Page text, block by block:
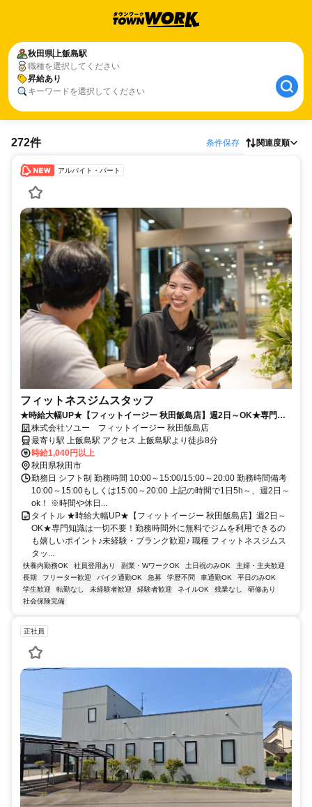
秋田県上飯島駅
職種を選択してください
昇給あり
キーワードを選択してください
272件 条件保存 関連度順
アルバイト・パート
フィットネスジムスタッフ
★時給大幅UP★【フィットイージー 秋田飯島店】週2日～OK★専門知
識は一切不要！勤務時間外に無料でジムを利用できるのも嬉しいポイン
ト♪未経験・ブランク歓迎♪
株式会社ソユー フィットイージー 秋田飯島店
最寄り駅 上飯島駅 アクセス 上飯島駅より徒歩8分
時給1,040円以上
秋田県秋田市
勤務日 シフト制 勤務時間 10:00～15:00/15:00～20:00 勤務時間備考
10:00～15:00もしくは15:00～20:00 上記の時間で1日5h～、週2日～
ok！ ※時間や休日...
タイトル ★時給大幅UP★【フィットイージー 秋田飯島店】週2日～
OK★専門知識は一切不要！勤務時間外に無料でジムを利用できるの
も嬉しいポイント♪未経験・ブランク歓迎♪ 職種 フィットネスジムス
タッ...
扶養内勤務OK 社員登用あり 副業・WワークOK 土日祝のみOK
主婦・主夫歓迎
長期
フリーター歓迎 バイク通勤OK 急募 学歴不問 車通勤OK
平日のみOK
学生歓迎
転勤なし 未経験者歓迎 経験者歓迎 ネイルOK 残業なし
研修あり
社会保険完備
正社員